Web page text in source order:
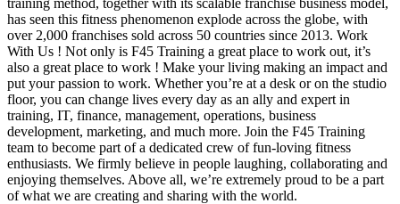
has seen this fitness phenomenon explode across the globe, with
over 2,000 franchises sold across 50 countries since 2013. Work
With Us ! Not only is F45 Training a great place to work out, it’s
also a great place to work ! Make your living making an impact and
put your passion to work. Whether you’re at a desk or on the studio
floor, you can change lives every day as an ally and expert in
training, IT, finance, management, operations, business
development, marketing, and much more. Join the F45 Training
team to become part of a dedicated crew of fun-loving fitness
enthusiasts. We firmly believe in people laughing, collaborating and
enjoying themselves. Above all, we’re extremely proud to be a part
of what we are creating and sharing with the world.